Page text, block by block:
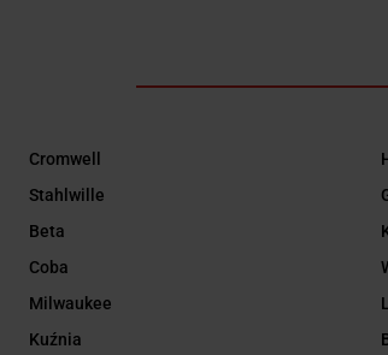
Cromwell
Stahlwille
Beta
Coba
Milwaukee
Kuźnia